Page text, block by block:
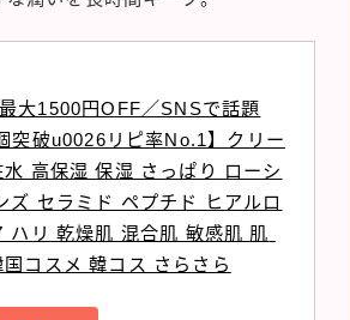
大1500円OFF／SNSで話題
突破u0026リピ率No.1】クリー
水 高保湿 保湿 さっぱり ローシ
ズ セラミド ペプチド ヒアルロ
ハリ 乾燥肌 混合肌 敏感肌 肌
コスメ 韓コス さらさら